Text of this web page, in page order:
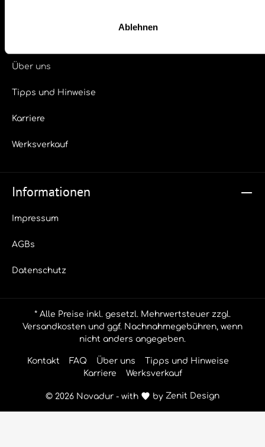
Ablehnen
Über uns
Tipps und Hinweise
Karriere
Werksverkauf
Informationen
Impressum
AGBs
Datenschutz
* Alle Preise inkl. gesetzl. Mehrwertsteuer zzgl.
Versandkosten und ggf. Nachnahmegebühren, wenn
nicht anders angegeben.
© 2026 Novadur - with byZenit Design
Kontakt FAQ Über uns
Tipps und Hinweise
Karriere
Werksverkauf